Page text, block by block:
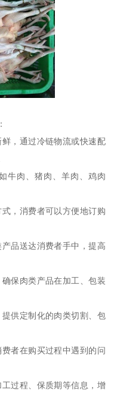
，通过冷链物流或快速配
牛肉、猪肉、羊肉、鸡肉
，消费者可以方便地订购
品送达消费者手中，提高
保肉类产品在加工、包装
供定制化的肉类切割、包
者在购买过程中遇到的问
过程、保质期等信息，增